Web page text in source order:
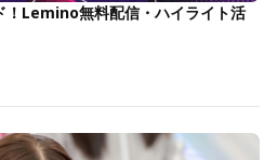
！Lemino無料配信・ハイライト活